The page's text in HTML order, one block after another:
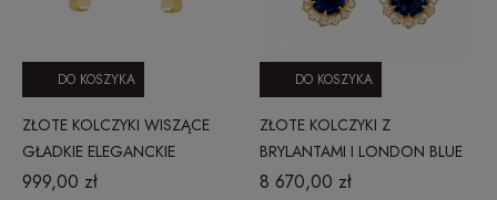
ZŁOTE KOLCZYKI WISZĄCE
GŁADKIE ELEGANCKIE
999,00 zł
DO KOSZYKA
ZŁOTE KOLCZYKI Z
BRYLANTAMI I LONDON BLUE
TOPAZ CE2658LBTY
8 670,00 zł
DO KOSZYKA